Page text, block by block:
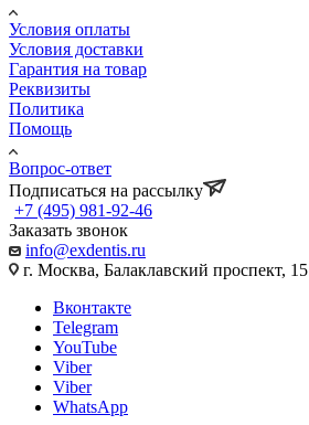
Условия оплаты
Условия доставки
Гарантия на товар
Реквизиты
Политика
Помощь
Вопрос-ответ
Подписаться на рассылку
+7 (495) 981-92-46
Заказать звонок
info@exdentis.ru
г. Москва, Балаклавский проспект, 15
Вконтакте
Telegram
YouTube
Viber
Viber
WhatsApp